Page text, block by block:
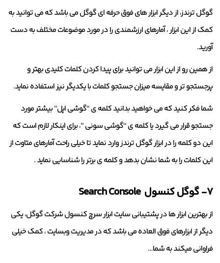
گوگل ترندز، از دیگر ابزار های فوق حرفه ای گوگل می باشد که می توانید به
کمک از این ابزار ، آمارهای ارزشمندی را در مورد موضوعات مختلف به دست
آورید.
از همین رو از این ابزار می توانید برای پیدا کردن کلمات کلیدی بهتر و
پرجستجو تر و مقایسه میزان جستجو کلمات با یکدیگر نیز استفاده نماید.
شما فکر کنید که می خواهید بدانید کلمه ی “گوشی اپل” بیشتر مورد
جستجو قرار می گیرد یا کلمه ی “گوشی سونی ”، برای اینکار لازم است که
این دو کلمه را در ابزار گوگل ترندز وارد نماید تا خیلی راحت آمارهای متاوت از
این کلمات را به شما نشان بدهد و کلمه ی برتر را شناسایی نماید .
۷- گوگل کنسول Search Console
از بهترین ابزار ها در پشتیبانی سایت ابزار سرچ کنسول شرکت گوگل، یکی
دیگر از ابزارهای فوق العاده می باشد که در مدیریت وبسایت ، کمک خیلی
فراوانی میکند به شما…